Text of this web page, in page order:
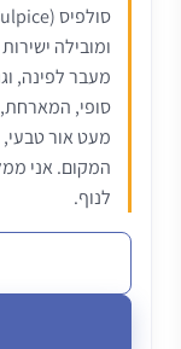
ומובילה
מעבר לפינה,
סופי, המארחת,
מעט אור
המקום. אני
לנוף.